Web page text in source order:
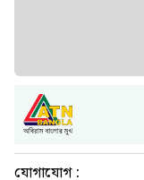
যোগাযোগ :